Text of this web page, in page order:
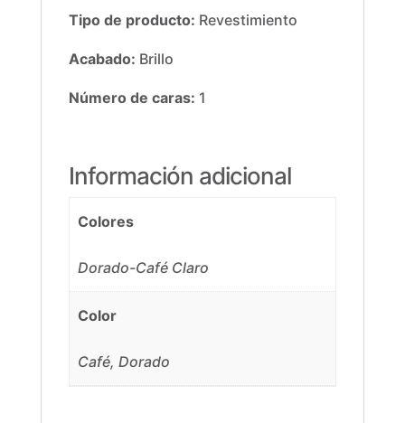
Tipo de producto: Revestimiento
Acabado: Brillo
Número de caras: 1
Información adicional
Colores
Dorado-Café Claro
Color
Café, Dorado